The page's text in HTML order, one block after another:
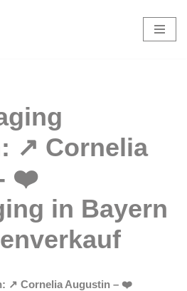
↗️ Cornelia Augustin – ❤️